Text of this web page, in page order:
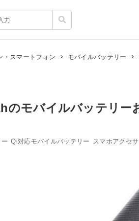
・スマートフォン モバイルバッテリー
のモバイルバッテリー
Qi対応モバイルバッテリー スマホアクセ